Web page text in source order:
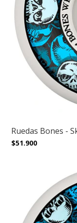
Ruedas Bones -
$51.900